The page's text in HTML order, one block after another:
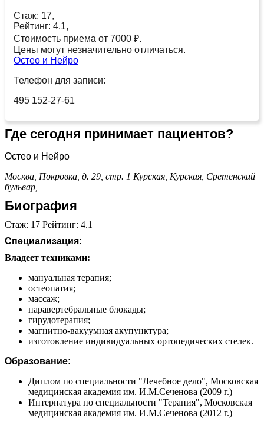
Стаж: 17,
Рейтинг: 4.1,
Стоимость приема от 7000 ₽.
Цены могут незначительно отличаться.
Остео и Нейро
Телефон для записи:
495 152-27-61
Где сегодня принимает пациентов?
Остео и Нейро
Москва, Покровка, д. 29, стр. 1 Курская, Курская, Сретенский
бульвар,
Биография
Стаж: 17 Рейтинг: 4.1
Специализация:
Владеет техниками:
мануальная терапия;
остеопатия;
массаж;
паравертебральные блокады;
гирудотерапия;
магнитно-вакуумная акупунктура;
изготовление индивидуальных ортопедических стелек.
Образование:
Диплом по специальности "Лечебное дело", Московская
медицинская академия им. И.М.Сеченова (2009 г.)
Интернатура по специальности "Терапия", Московская
медицинская академия им. И.М.Сеченова (2012 г.)